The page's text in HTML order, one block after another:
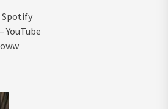
Spotify
YouTube